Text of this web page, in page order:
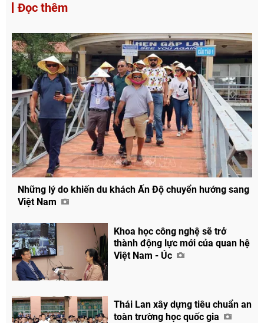
Đọc thêm
Những lý do khiến du khách Ấn Độ chuyển hướng sang
Việt Nam
Khoa học công nghệ sẽ trở
thành động lực mới của quan hệ
Việt Nam - Úc
Thái Lan xây dựng tiêu chuẩn an
toàn trường học quốc gia